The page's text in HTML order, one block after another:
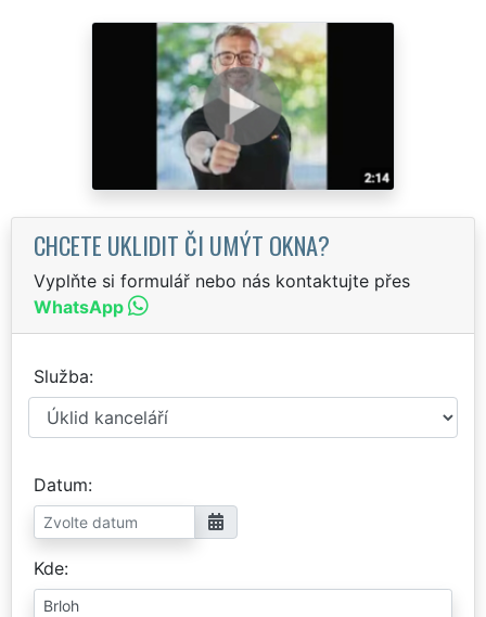
CHCETE UKLIDIT ČI UMÝT OKNA?
Vyplňte si formulář nebo nás kontaktujte přes
WhatsApp
Služba
Datum
Kde